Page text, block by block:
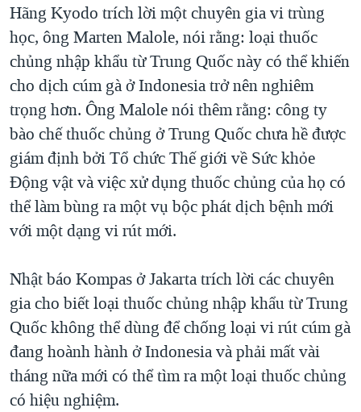
VĂN HOÁ
GIÁO DỤC
TRỊNH VĨNH BÌNH - NGƯỜI HẠ 'BÊN THẮNG CUỘC'
GROUND ZERO – XƯA VÀ NAY
CHI PHÍ CHIẾN TRANH AFGHANISTAN
CÁC GIÁ TRỊ CỘNG HÒA Ở VIỆT NAM
THƯỢNG ĐỈNH TRUMP-KIM TẠI VIỆT NAM
TRỊNH VĨNH BÌNH VS. CHÍNH PHỦ VIỆT NAM
NGƯ DÂN VIỆT VÀ LÀN SÓNG TRỘM HẢI SÂM
BÊN KIA QUỐC LỘ: TIẾNG VỌNG TỪ NÔNG THÔN MỸ
QUAN HỆ VIỆT MỸ
Ngôn ngữ khác
Hãng Kyodo trích lời một chuyên gia vi trùng
học, ông Marten Malole, nói rằng: loại thuốc
chủng nhập khẩu từ Trung Quốc này có thể khiến
cho dịch cúm gà ở Indonesia trở nên nghiêm
trọng hơn. Ông Malole nói thêm rằng: công ty
bào chế thuốc chủng ở Trung Quốc chưa hề được
giám định bởi Tổ chức Thế giới về Sức khỏe
Động vật và việc xử dụng thuốc chủng của họ có
thể làm bùng ra một vụ bộc phát dịch bệnh mới
với một dạng vi rút mới.
Nhật báo Kompas ở Jakarta trích lời các chuyên
gia cho biết loại thuốc chủng nhập khẩu từ Trung
Quốc không thể dùng để chống loại vi rút cúm gà
đang hoành hành ở Indonesia và phải mất vài
tháng nữa mới có thể tìm ra một loại thuốc chủng
có hiệu nghiệm.